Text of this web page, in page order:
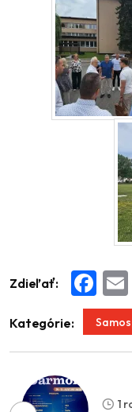
Zdieľať:
Kategórie:
1